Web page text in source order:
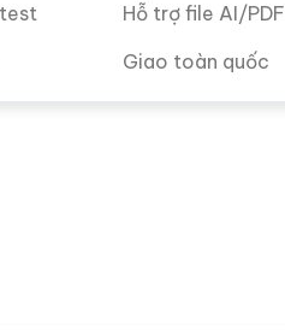
Hỗ trợ file AI/PDF
Giao toàn quốc